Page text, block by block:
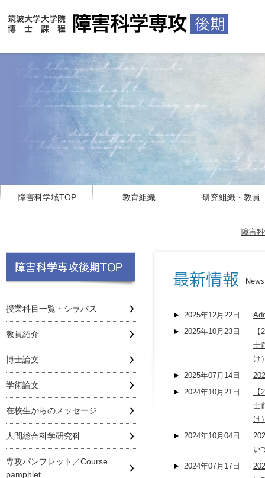
障害科学域TOP 教育組織 研究組織・教員
障害
2025年12月22日
2025年10月23日
士
け
2025年07月14日
2024年10月21日
士
け
2024年10月04日
い
2024年07月17日
授業科目一覧・シラバス
教員紹介
博士論文
学術論文
在校生からのメッセージ
人間総合科学研究科
専攻パンフレット／Course
pamphlet